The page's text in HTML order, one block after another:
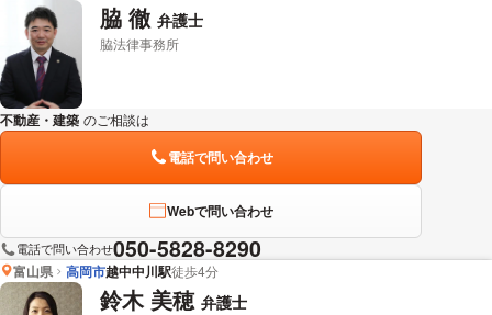
脇 徹 弁護士
脇法律事務所
不動産・建築 のご相談は
電話で問い合わせ
Webで問い合わせ
電話で問い合わせ050-5828-8290
富山県 高岡市越中中川駅徒歩4分
鈴木 美穂 弁護士